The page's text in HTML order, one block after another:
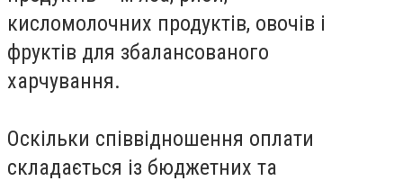
кисломолочних продуктів, овочів і
фруктів для збалансованого
харчування.
Оскільки співвідношення оплати
складається із бюджетних та